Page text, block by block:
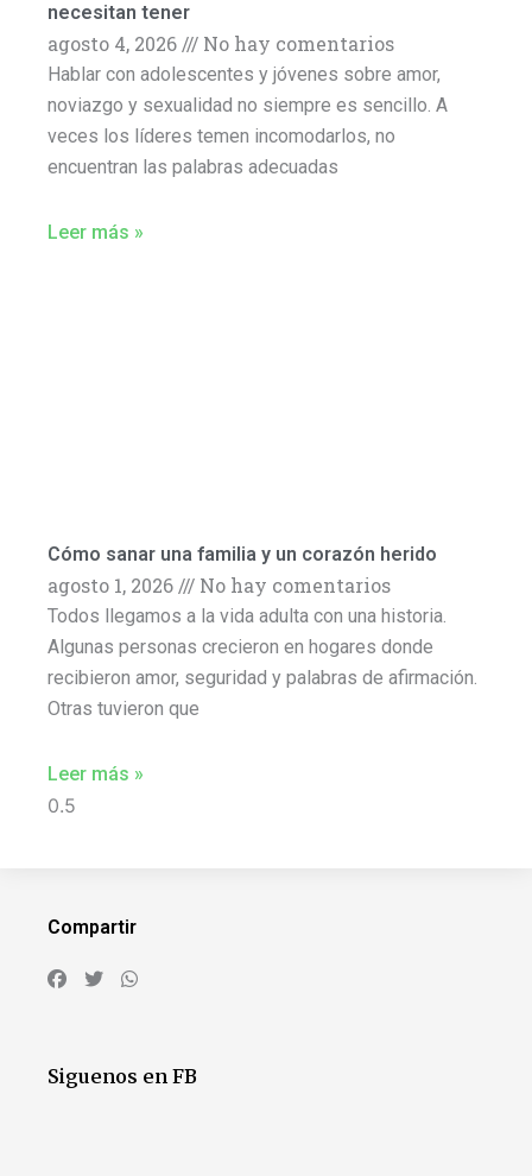
necesitan tener
agosto 4, 2026 No hay comentarios
Hablar con adolescentes y jóvenes sobre amor,
noviazgo y sexualidad no siempre es sencillo. A
veces los líderes temen incomodarlos, no
encuentran las palabras adecuadas
Leer más »
Cómo sanar una familia y un corazón herido
agosto 1, 2026 No hay comentarios
Todos llegamos a la vida adulta con una historia.
Algunas personas crecieron en hogares donde
recibieron amor, seguridad y palabras de afirmación.
Otras tuvieron que
Leer más »
Compartir
Siguenos en FB